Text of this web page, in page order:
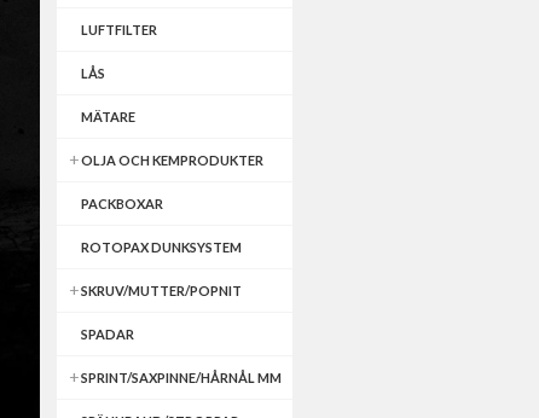
LUFTFILTER
LÅS
MÄTARE
OLJA OCH KEMPRODUKTER
PACKBOXAR
ROTOPAX DUNKSYSTEM
SKRUV/MUTTER/POPNIT
SPADAR
SPRINT/SAXPINNE/HÅRNÅL MM